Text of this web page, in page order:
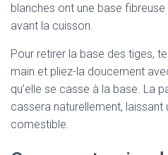
blanches ont une base
avant la cuisson.
Pour retirer la base des tiges,
main et pliez-la doucement
qu’elle se casse à la base. La
cassera naturellement, laissant
comestible.